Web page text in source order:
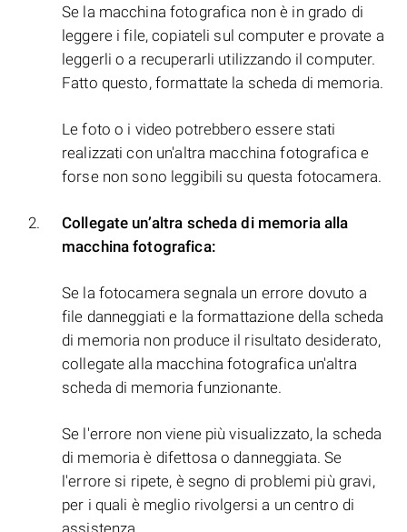
Se la macchina fotografica non è in grado di
leggere i file, copiateli sul computer e provate a
leggerli o a recuperarli utilizzando il computer.
Fatto questo, formattate la scheda di memoria.
Le foto o i video potrebbero essere stati
realizzati con un'altra macchina fotografica e
forse non sono leggibili su questa fotocamera.
Collegate un’altra scheda di memoria alla
macchina fotografica:
Se la fotocamera segnala un errore dovuto a
file danneggiati e la formattazione della scheda
di memoria non produce il risultato desiderato,
collegate alla macchina fotografica un'altra
scheda di memoria funzionante.
Se l'errore non viene più visualizzato, la scheda
di memoria è difettosa o danneggiata. Se
l'errore si ripete, è segno di problemi più gravi,
per i quali è meglio rivolgersi a un centro di